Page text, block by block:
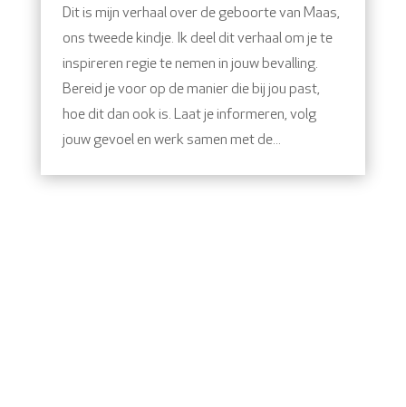
Dit is mijn verhaal over de geboorte van Maas,
ons tweede kindje. Ik deel dit verhaal om je te
inspireren regie te nemen in jouw bevalling.
Bereid je voor op de manier die bij jou past,
hoe dit dan ook is. Laat je informeren, volg
jouw gevoel en werk samen met de...